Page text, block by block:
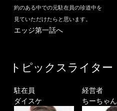
約のある中での元駐在員の珍道中を
見ていただけたらと思います。
エッジ第一話へ
トピックスライター
駐在員
ダイスケ
経営者
ちーちゃん